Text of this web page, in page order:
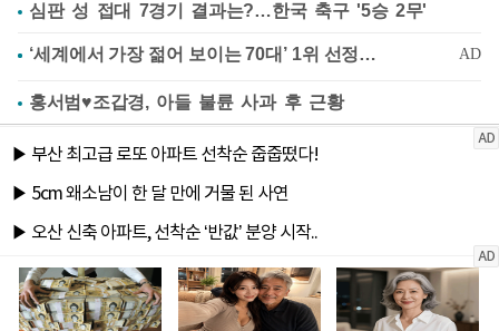
심판 성 접대 7경기 결과는?…한국 축구 '5승 2무'
홍서범♥조갑경, 아들 불륜 사과 후 근황